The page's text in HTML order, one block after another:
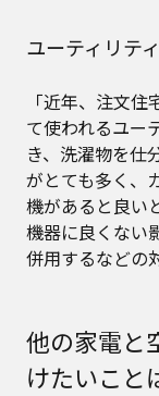
ユーティリテ
「近年、注文
て使われるユー
き、洗濯物を仕
がとても多く、
機があると良い
機器に良くない
併用するなどの
他の家電と
けたいこと